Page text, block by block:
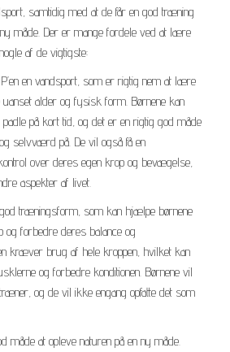
samtidig med at de får en god træning
måde. Der er mange fordele ved at lære
af de vigtigste:
en vandsport, som er rigtig nem at lære
alder og fysisk form. Børnene kan
på kort tid, og det er en rigtig god måde
selvværd på. De vil også få en
over deres egen krop og bevægelse,
aspekter af livet.
god træningsform, som kan hjælpe børnene
forbedre deres balance og
kræver brug af hele kroppen, hvilket kan
og forbedre konditionen. Børnene vil
og de vil ikke engang opfatte det som
måde at opleve naturen på en ny måde.